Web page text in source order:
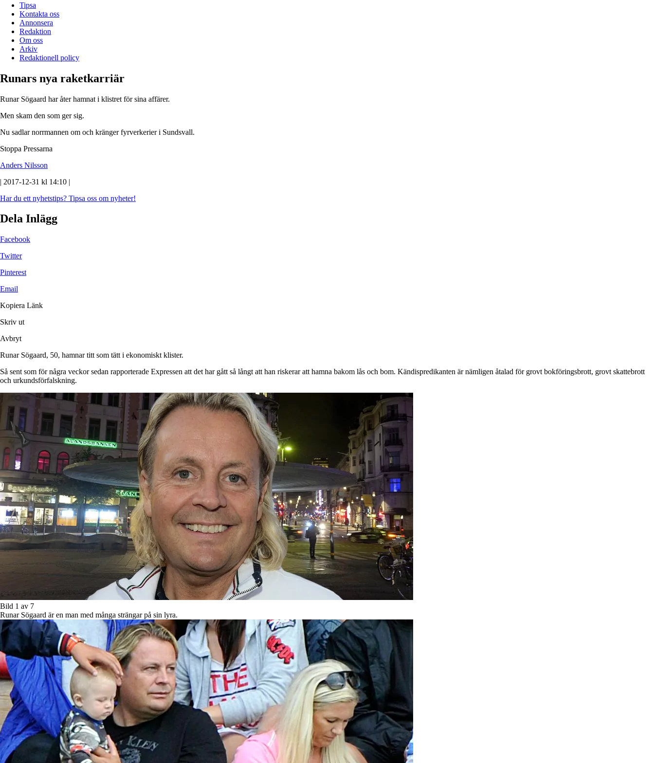
Tipsa
Kontakta oss
Annonsera
Redaktion
Om oss
Arkiv
Redaktionell policy
Runars nya raketkarriär
Runar Sögaard har åter hamnat i klistret för sina affärer.
Men skam den som ger sig.
Nu sadlar norrmannen om och kränger fyrverkerier i Sundsvall.
Stoppa Pressarna
Anders Nilsson
| 2017-12-31 kl 14:10 |
Har du ett nyhetstips? Tipsa oss om nyheter!
Dela Inlägg
Facebook
Twitter
Pinterest
Email
Kopiera Länk
Skriv ut
Avbryt
Runar Sögaard, 50, hamnar titt som tätt i ekonomiskt klister.
Så sent som för några veckor sedan rapporterade Expressen att det har gått så långt att han riskerar att hamna bakom lås och bom. Kändispredikanten är nämligen åtalad för grovt bokföringsbrott, grovt skattebrott
och urkundsförfalskning.
Bild 1 av 7
Runar Sögaard är en man med många strängar på sin lyra.